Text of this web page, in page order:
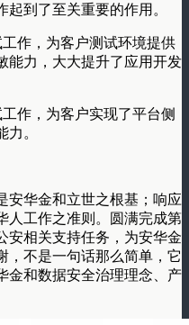
到了至关重要的作用。
作，为客户测试环境提供
能力，大大提升了应用开发
作，为客户实现了平台侧
。
安华金和立世之根基；响应
人工作之准则。圆满完成第
安相关支持任务，为安华金
，不是一句话那么简单，它
金和数据安全治理理念、产